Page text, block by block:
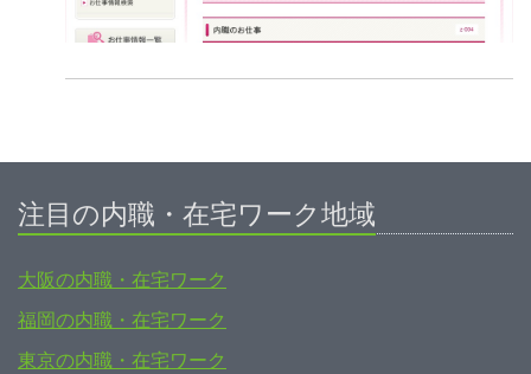
注目の内職・在宅ワーク地域
大阪の内職・在宅ワーク
福岡の内職・在宅ワーク
東京の内職・在宅ワーク